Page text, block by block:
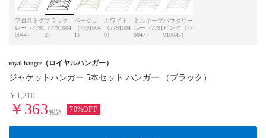
フロストグ
レー（7791
0044）
ブラック
（7791004
2）
ベージュ
（7791004
1）
ホワイト
（7791004
0）
ミルキーブ
ルー（7791
0047）
パウダリー
ピンク（77
910045）
royal hanger（ロイヤルハンガー）
ジャケットハンガー 5本セット ハンガー （ブラック）
￥1,210
￥363 税込 70%OFF